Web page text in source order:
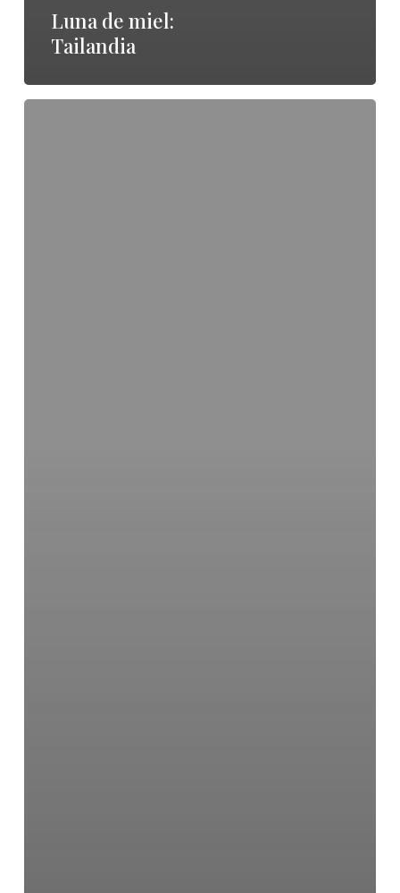
Luna de miel:
Tailandia